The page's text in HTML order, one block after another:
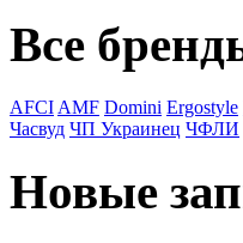
Все
AFCI AMF Domini Ergostyle
Часвуд ЧП Украинец ЧФЛИ
Новые